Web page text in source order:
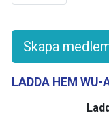
Skapa
LADDA HEM WU-